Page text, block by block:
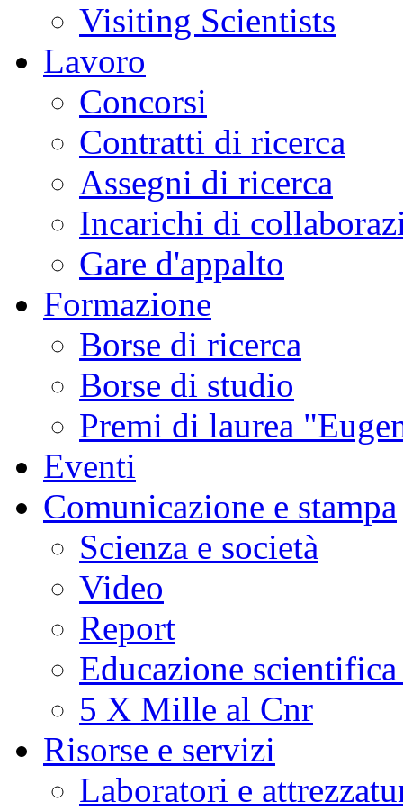
Visiting Scientists
Lavoro
Concorsi
Contratti di ricerca
Assegni di ricerca
Incarichi di
Gare d'appalto
Formazione
Borse di ricerca
Borse di studio
Premi di laurea
Eventi
Comunicazione e stampa
Scienza e società
Video
Report
Educazione
5 X Mille al Cnr
Risorse e servizi
Laboratori e